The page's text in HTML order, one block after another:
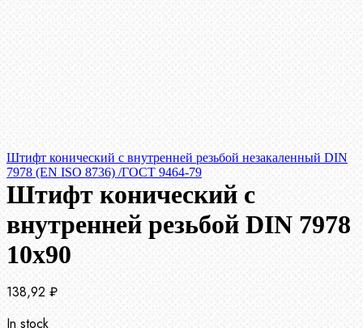
Штифт конический с внутренней резьбой незакаленный DIN
7978 (EN ISO 8736) /ГОСТ 9464-79
Штифт конический с
внутренней резьбой DIN 7978
10х90
138,92 ₽
In stock